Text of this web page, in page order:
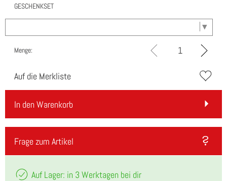
GESCHENKSET
Menge:
Auf die Merkliste
In den Warenkorb
Frage zum Artikel
Auf Lager: in 3 Werktagen bei dir